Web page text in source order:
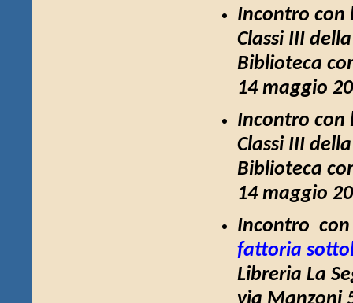
Incontro con
Classi III
Biblioteca
14 maggio
Incontro
Classi III
Biblioteca
14 maggio
Incontro
fattoria
Libreria La